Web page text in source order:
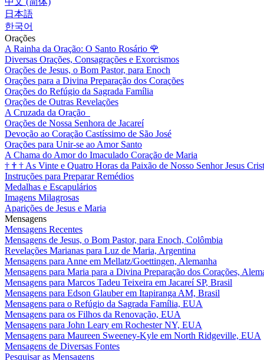
日本語
한국어
Orações
A Rainha da Oração: O Santo Rosário 🌹
Diversas Orações, Consagrações e Exorcismos
Orações de Jesus, o Bom Pastor, para Enoch
Orações para a Divina Preparação dos Corações
Orações do Refúgio da Sagrada Família
Orações de Outras Revelações
A Cruzada da Oração
Orações de Nossa Senhora de Jacareí
Devoção ao Coração Castíssimo de São José
Orações para Unir-se ao Amor Santo
A Chama do Amor do Imaculado Coração de Maria
† † † As Vinte e Quatro Horas da Paixão de Nosso Senhor Jesus
Instruções para Preparar Remédios
Medalhas e Escapulários
Imagens Milagrosas
Aparições de Jesus e Maria
Mensagens
Mensagens Recentes
Mensagens de Jesus, o Bom Pastor, para Enoch, Colômbia
Revelações Marianas para Luz de Maria, Argentina
Mensagens para Anne em Mellatz/Goettingen, Alemanha
Mensagens para Maria para a Divina Preparação dos Corações,
Mensagens para Marcos Tadeu Teixeira em Jacareí SP, Brasil
Mensagens para Edson Glauber em Itapiranga AM, Brasil
Mensagens para o Refúgio da Sagrada Família, EUA
Mensagens para os Filhos da Renovação, EUA
Mensagens para John Leary em Rochester NY, EUA
Mensagens para Maureen Sweeney-Kyle em North Ridgeville, EUA
Mensagens de Diversas Fontes
Pesquisar as Mensagens